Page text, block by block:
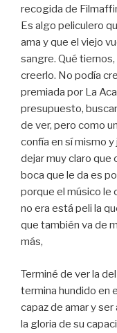
recogida de
Es algo peliculero
ama y que el viejo
sangre. Qué
creerlo. No podía
premiada por La
presupuesto,
de ver, pero como un
confía en sí mismo y
dejar muy claro que
boca que le da es
porque el músico le
no era está peli la
que también va de
más,
Terminé de ver la
termina hundido en
capaz de amar y
la gloria de su